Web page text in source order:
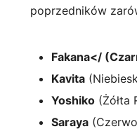
poprzedników
Fakana</
Kavita
Yoshiko (Żółta
Saraya